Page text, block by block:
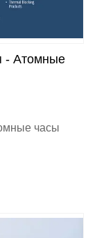
- Атомные
часы